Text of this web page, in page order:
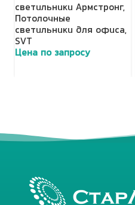
светильники Армстронг,
Потолочные
светильники для офиса,
SVT
Цена по запросу